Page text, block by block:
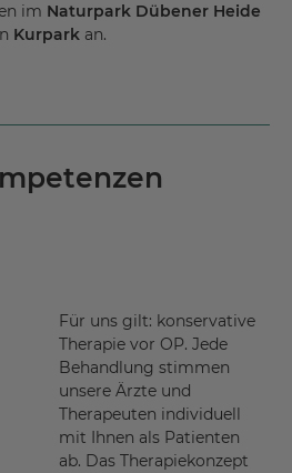
im Naturpark Dübener Heide
Kurpark an.
Für uns gilt: konservative
Therapie vor OP. Jede
Behandlung stimmen
unsere Ärzte und
Therapeuten individuell
mit Ihnen als Patienten
ab. Das Therapiekonzept